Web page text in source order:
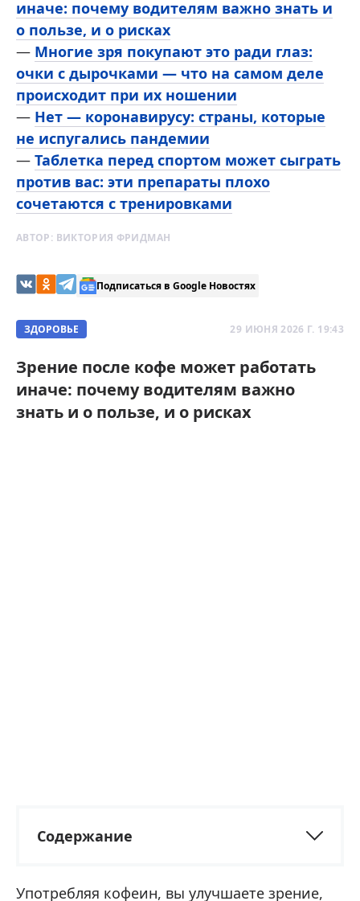
иначе: почему водителям важно знать и
о пользе, и о рисках
— Многие зря покупают это ради глаз:
очки с дырочками — что на самом деле
происходит при их ношении
— Нет — коронавирусу: страны, которые
не испугались пандемии
— Таблетка перед спортом может сыграть
против вас: эти препараты плохо
сочетаются с тренировками
АВТОР: ВИКТОРИЯ ФРИДМАН
Подписаться в Google Новостях
ЗДОРОВЬЕ 29 ИЮНЯ 2026 Г. 19:43
Зрение после кофе может работать
иначе: почему водителям важно
знать и о пользе, и о рисках
Содержание
Употребляя кофеин, вы улучшаете зрение,